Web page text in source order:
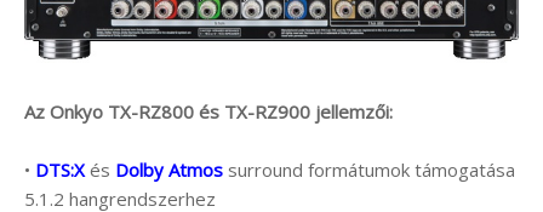
Az Onkyo TX-RZ800 és TX-RZ900 jellemzői:
• DTS:X és Dolby Atmos surround formátumok támogatása
5.1.2 hangrendszerhez